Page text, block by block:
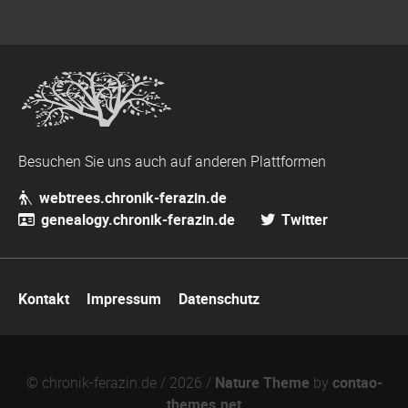
Besuchen Sie uns auch auf anderen Plattformen
webtrees.chronik-ferazin.de
genealogy.chronik-ferazin.de
Twitter
überspringen
Kontakt Impressum Datenschutz
© chronik-ferazin.de / 2026 / Nature Theme by contao-
themes.net